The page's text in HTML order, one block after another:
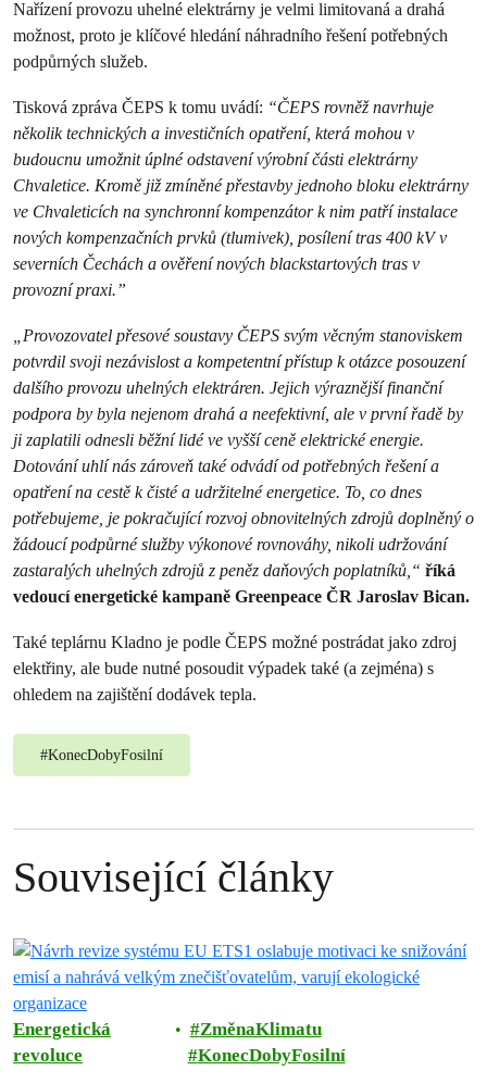
Nařízení provozu uhelné elektrárny je velmi limitovaná a drahá
možnost, proto je klíčové hledání náhradního řešení potřebných
podpůrných služeb.
Tisková zpráva ČEPS k tomu uvádí: “ČEPS rovněž navrhuje
několik technických a investičních opatření, která mohou v
budoucnu umožnit úplné odstavení výrobní části elektrárny
Chvaletice. Kromě již zmíněné přestavby jednoho bloku elektrárny
ve Chvaleticích na synchronní kompenzátor k nim patří instalace
nových kompenzačních prvků (tlumivek), posílení tras 400 kV v
severních Čechách a ověření nových blackstartových tras v
provozní praxi.”
„Provozovatel přesové soustavy ČEPS svým věcným stanoviskem
potvrdil svoji nezávislost a kompetentní přístup k otázce posouzení
dalšího provozu uhelných elektráren. Jejich výraznější finanční
podpora by byla nejenom drahá a neefektivní, ale v první řadě by
ji zaplatili odnesli běžní lidé ve vyšší ceně elektrické energie.
Dotování uhlí nás zároveň také odvádí od potřebných řešení a
opatření na cestě k čisté a udržitelné energetice. To, co dnes
potřebujeme, je pokračující rozvoj obnovitelných zdrojů doplněný o
žádoucí podpůrné služby výkonové rovnováhy, nikoli udržování
zastaralých uhelných zdrojů z peněz daňových poplatníků,“ říká
vedoucí energetické kampaně Greenpeace ČR Jaroslav Bican.
Také teplárnu Kladno je podle ČEPS možné postrádat jako zdroj
elektřiny, ale bude nutné posoudit výpadek také (a zejména) s
ohledem na zajištění dodávek tepla.
#KonecDobyFosilní
Související články
Energetická
revoluce
ZměnaKlimatu
KonecDobyFosilní